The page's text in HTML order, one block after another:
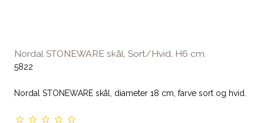
Nordal STONEWARE skål, Sort/Hvid, H6 cm.
5822
Nordal STONEWARE skål, diameter 18 cm, farve sort og hvid.